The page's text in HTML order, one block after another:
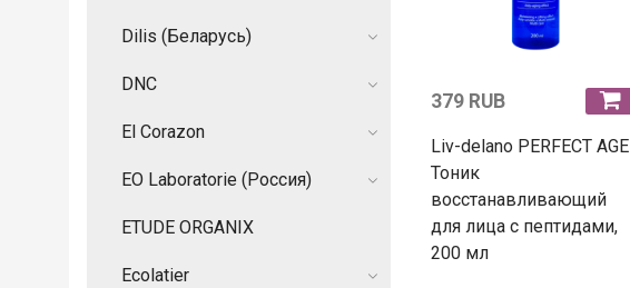
379 RUB
Liv-delano PERFECT AGE
Тоник
восстанавливающий
для лица с пептидами,
200 мл
Dilis (Беларусь)
DNC
El Corazon
EO Laboratorie (Россия)
ETUDE ORGANIX
Ecolatier